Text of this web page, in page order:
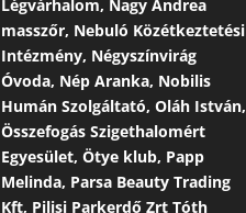
Légvárhalom, Nagy Andrea
masszőr, Nebuló Közétkeztetési
Intézmény, Négyszínvirág
Óvoda, Nép Aranka, Nobilis
Humán Szolgáltató, Oláh István,
Összefogás Szigethalomért
Egyesület, Ötye klub, Papp
Melinda, Parsa Beauty Trading
Kft, Pilisi Parkerdő Zrt Tóth